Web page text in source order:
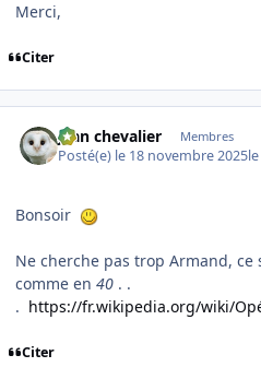
Merci,
Citer
jean chevalier Membres
Posté(e) le 18 novembre 2025
Bonsoir
Ne cherche pas trop Armand,
comme en 40 . .
. https://fr.wikipedia.org/wiki/
Citer